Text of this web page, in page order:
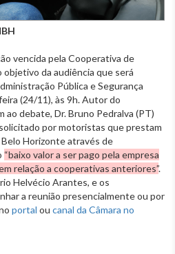
vencida pela Cooperativa de
da audiência que será
Pública e Segurança
(24/11), às 9h. Autor do
ao debate, Dr. Bruno Pedralva (PT)
por motoristas que prestam
Horizonte através de
“baixo valor a ser pago pela empresa
relação a cooperativas anteriores”.
Helvécio Arantes, e os
a reunião presencialmente ou por
portal ou canal da Câmara no